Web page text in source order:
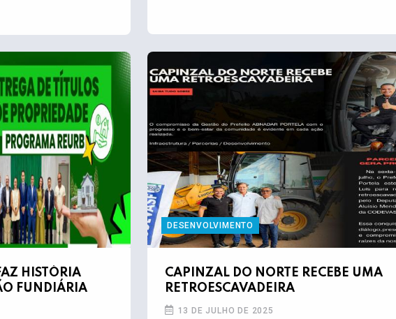
HISTÓRIA
FUNDIÁRIA
DESENVOLVIMENTO
CAPINZAL DO NORTE RECEBE UMA
RETROESCAVADEIRA
13 DE JULHO DE 2025